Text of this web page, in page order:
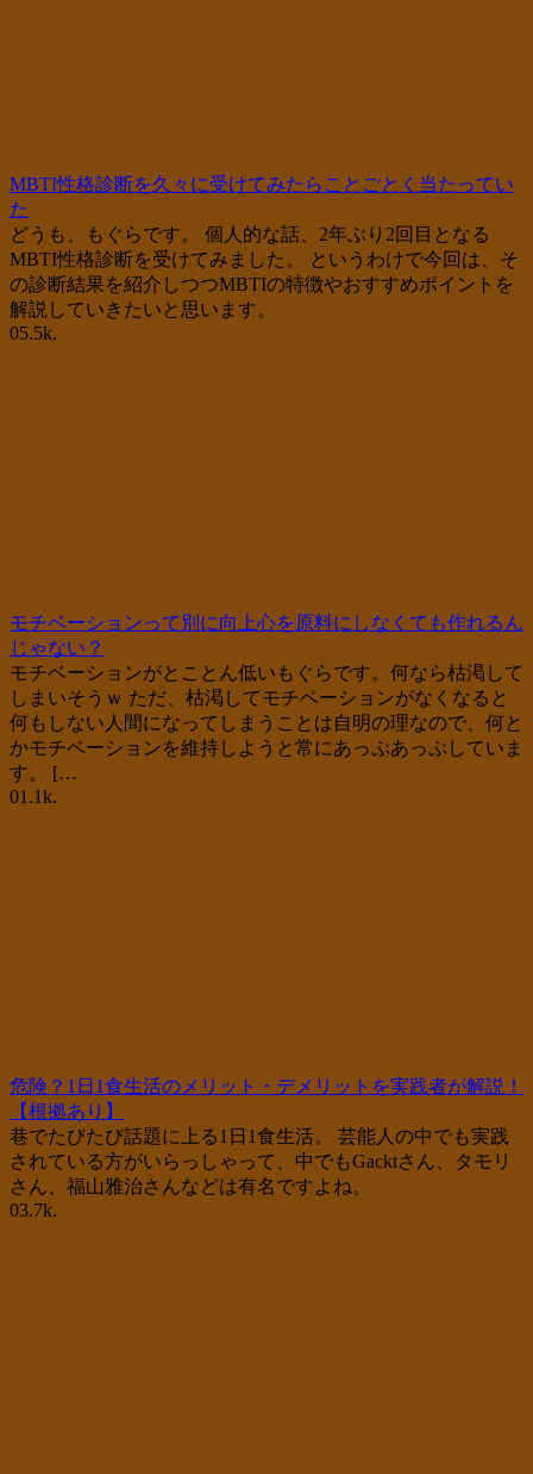
MBTI性格診断を久々に受けてみたらことごとく当たってい
た
どうも、もぐらです。 個人的な話、2年ぶり2回目となる
MBTI性格診断を受けてみました。 というわけで今回は、そ
の診断結果を紹介しつつMBTIの特徴やおすすめポイントを
解説していきたいと思います。
05.5k.
モチベーションって別に向上心を原料にしなくても作れるん
じゃない？
モチベーションがとことん低いもぐらです。何なら枯渇して
しまいそうｗ ただ、枯渇してモチベーションがなくなると
何もしない人間になってしまうことは自明の理なので、何と
かモチベーションを維持しようと常にあっぷあっぷしていま
す。 […
01.1k.
危険？1日1食生活のメリット・デメリットを実践者が解説！
【根拠あり】
巷でたびたび話題に上る1日1食生活。 芸能人の中でも実践
されている方がいらっしゃって、中でもGacktさん、タモリ
さん、福山雅治さんなどは有名ですよね。
03.7k.